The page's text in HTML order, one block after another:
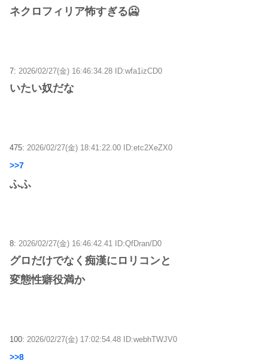
ネクロフィリア怖すぎる🥶
7: 2026/02/27(金) 16:46:34.28 ID:wfa1izCD0
いたい奴だな
475: 2026/02/27(金) 18:41:22.00 ID:etc2XeZX0
>>7
ふふ
8: 2026/02/27(金) 16:46:42.41 ID:QfDran/D0
グロだけでなく痴漢にロリコンと
変態性癖役満か
100: 2026/02/27(金) 17:02:54.48 ID:webhTWJV0
>>8